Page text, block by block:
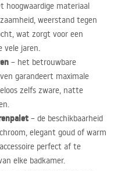
hoogwaardige materiaal
weerstand tegen
wat zorgt voor een
vele jaren.
– het betrouwbare
garandeert maximale
zelfs zware, natte
– de beschikbaarheid
elegant goud of warm
perfect af te
elke badkamer.